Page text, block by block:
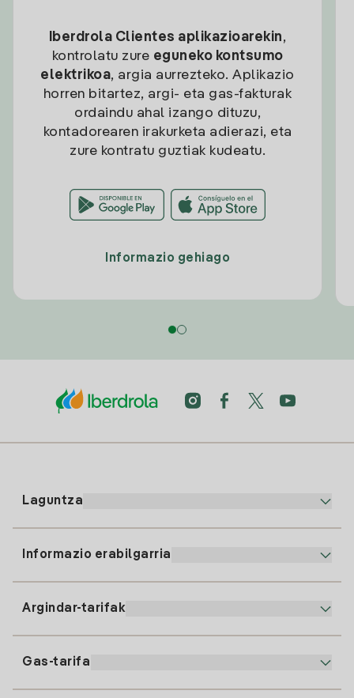
Iberdrola Clientes aplikazioarekin,
kontrolatu zure eguneko kontsumo
elektrikoa, argia aurrezteko. Aplikazio
horren bitartez, argi- eta gas-fakturak
ordaindu ahal izango dituzu,
kontadorearen irakurketa adierazi, eta
zure kontratu guztiak kudeatu.
Informazio gehiago
Laguntza
91 919 52 73
clientes@tuiberdrola.es
Informazio erabilgarria
Argindar-tarifak
Gas-tarifa